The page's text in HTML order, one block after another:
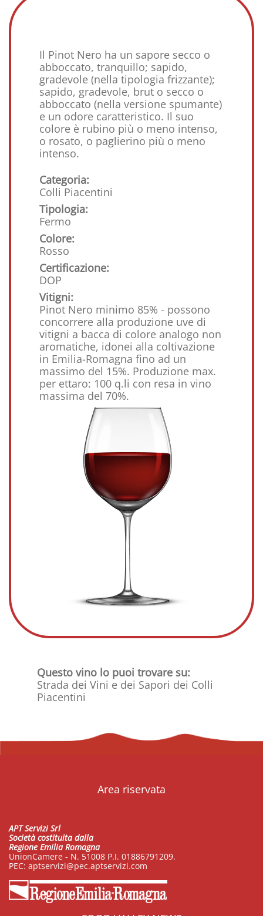
Il Pinot Nero ha un sapore secco o
abboccato, tranquillo; sapido,
gradevole (nella tipologia frizzante);
sapido, gradevole, brut o secco o
abboccato (nella versione spumante)
e un odore caratteristico. Il suo
colore è rubino più o meno intenso,
o rosato, o paglierino più o meno
intenso.
Categoria:
Colli Piacentini
Tipologia:
Fermo
Colore:
Rosso
Certificazione:
DOP
Vitigni:
Pinot Nero minimo 85% - possono
concorrere alla produzione uve di
vitigni a bacca di colore analogo non
aromatiche, idonei alla coltivazione
in Emilia-Romagna fino ad un
massimo del 15%. Produzione max.
per ettaro: 100 q.li con resa in vino
massima del 70%.
Questo vino lo puoi trovare su:
Strada dei Vini e dei Sapori dei Colli
Piacentini
APT Servizi Srl
Società costituita dalla
Regione Emilia Romagna
UnionCamere - N. 51008 P.I. 01886791209.
PEC: aptservizi@pec.aptservizi.com
Area riservata